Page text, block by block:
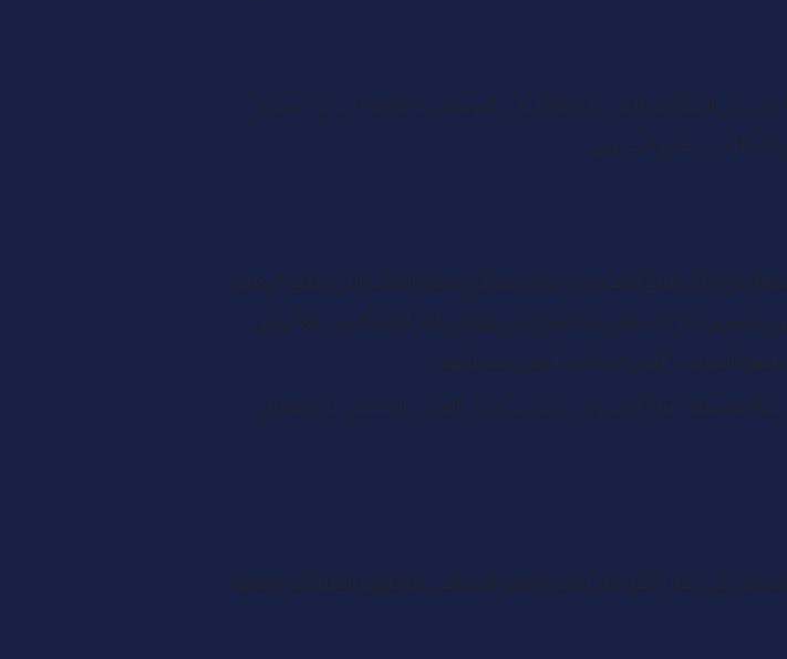
بمنتج الإعلانات المدرجة تلقائيا على البودكاست وكيف يخدم "مسمع
الوقت صناع المحتوى.
من قبل صناع المحتوى وبتركيز عمودي وفق الفئات التي يرغب المعلن
الموجود من الحلقات المنشورة في جميع برامج البودكاست كما يمكن
الحملات الدورية وزيادة الوعي بخدماتهم.
بواسطة صناع المحتوى,  ومن ثم يعمل الفريق المختصّ على تفعيل
في مجال تأجير السيارات والنقل السياحي بتوظيف الإعلانات المدرجة